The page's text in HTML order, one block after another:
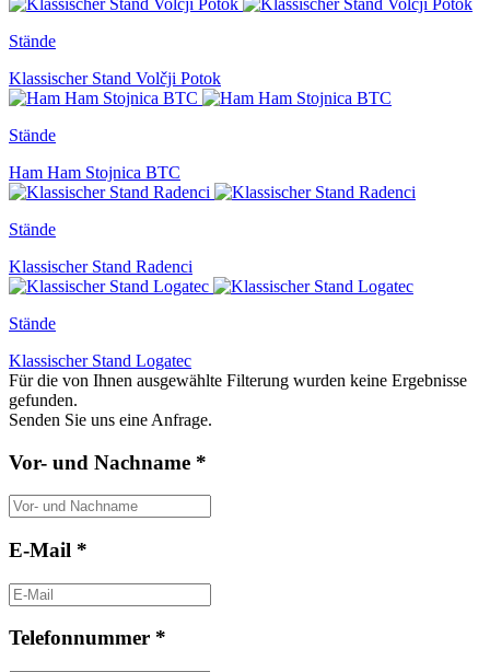
Stände
Klassischer Stand Volčji Potok
Stände
Ham Ham Stojnica BTC
Stände
Klassischer Stand Radenci
Stände
Klassischer Stand Logatec
Für die von Ihnen ausgewählte Filterung wurden keine Ergebnisse
gefunden.
Senden Sie uns eine Anfrage.
Vor- und Nachname *
E-Mail *
Telefonnummer *